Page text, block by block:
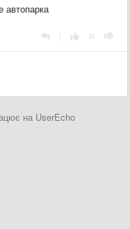
автопарка
на UserEcho